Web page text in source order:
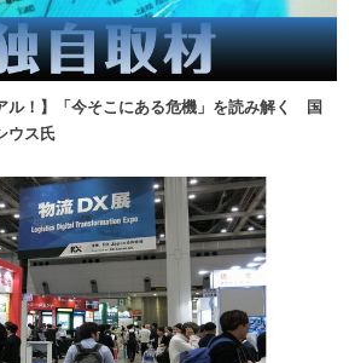
ル！】「今そこにある危機」を読み解く 国
ウス氏